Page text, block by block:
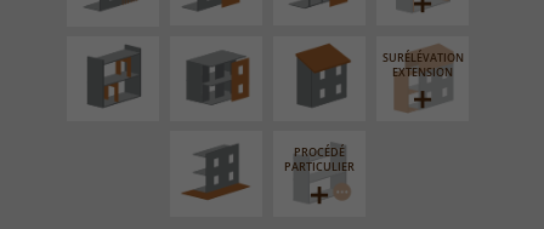
SURÉLÉVATION
EXTENSION
AMÉNAGEMENT
EXTÉRIEUR
PROCÉDÉ
PARTICULIER